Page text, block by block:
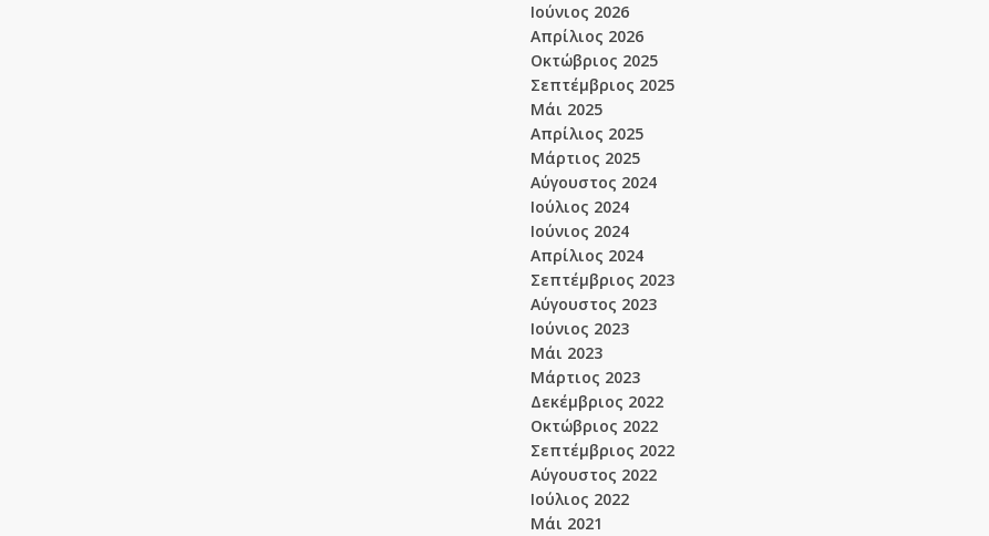
Ιούνιος 2026
Απρίλιος 2026
Οκτώβριος 2025
Σεπτέμβριος 2025
Μάι 2025
Απρίλιος 2025
Μάρτιος 2025
Αύγουστος 2024
Ιούλιος 2024
Ιούνιος 2024
Απρίλιος 2024
Σεπτέμβριος 2023
Αύγουστος 2023
Ιούνιος 2023
Μάι 2023
Μάρτιος 2023
Δεκέμβριος 2022
Οκτώβριος 2022
Σεπτέμβριος 2022
Αύγουστος 2022
Ιούλιος 2022
Μάι 2021